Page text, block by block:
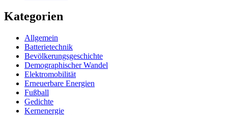
Kategorien
Allgemein
Batterietechnik
Bevölkerungsgeschichte
Demographischer Wandel
Elektromobilität
Erneuerbare Energien
Fußball
Gedichte
Kernenergie